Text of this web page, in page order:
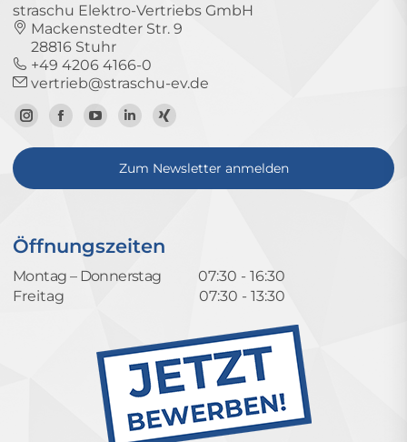
straschu Elektro-Vertriebs GmbH
Mackenstedter Str. 9
28816 Stuhr
+49 4206 4166-0
vertrieb@straschu-ev.de
Zum
Instagram-
Zur
Facebook-
Zum
YouTube-
Kanal
Zum
LinkedIn-
Profil
Zum
Xing-
Profil
Zum Newsletter anmelden
Öffnungszeiten
Montag – Donnerstag
07:30 - 16:30
Freitag
07:30 - 13:30